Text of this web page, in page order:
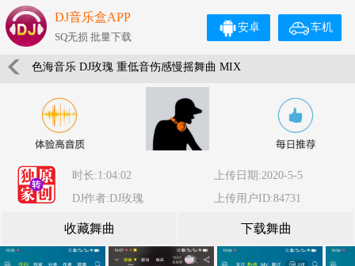
DJ音乐盒APP
SQ无损 批量下载
车机
安卓
色海音乐 DJ玫瑰 重低音伤感慢摇舞曲 MIX
时长:1:04:02
上传日期:2020-5-5
DJ作者:DJ玫瑰
上传用户ID:84731
收藏舞曲 下载舞曲